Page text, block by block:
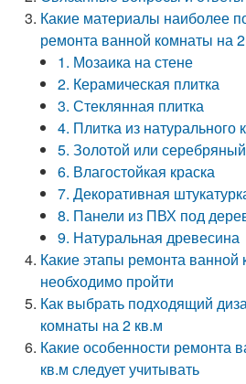
Какие материалы наиболее
ремонта ванной комнаты на
1. Мозаика на стене
2. Керамическая плитка
3. Стеклянная плитка
4. Плитка из натурального
5. Золотой или
6. Влагостойкая краска
7. Декоративная
8. Панели из ПВХ под
9. Натуральная древесина
Какие этапы ремонта ванной
необходимо пройти
Как выбрать подходящий
комнаты на 2 кв.м
Какие особенности ремонта
кв.м следует учитывать